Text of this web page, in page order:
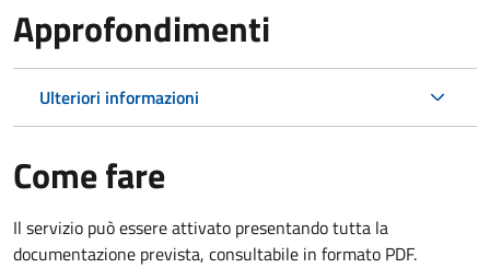
Approfondimenti
Ulteriori informazioni
Come fare
Il servizio può essere attivato presentando tutta la
documentazione prevista, consultabile in formato PDF.